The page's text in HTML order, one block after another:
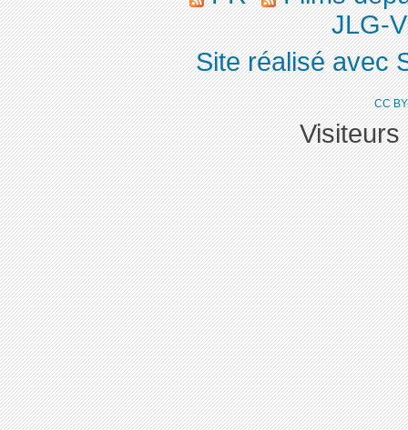
JLG-
Site réalisé avec
CC